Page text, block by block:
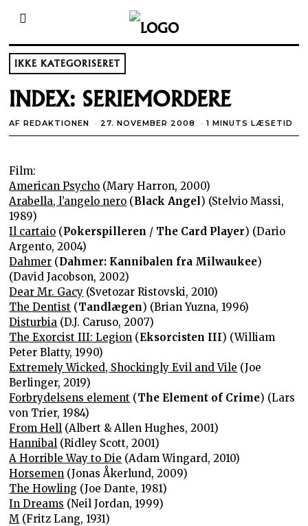
IKKE KATEGORISERET
INDEX: SERIEMORDERE
AFREDAKTIONEN 27. NOVEMBER 2008 1 MINUTS LÆSETID
Film:
American Psycho (Mary Harron, 2000)
Arabella, l’angelo nero (Black Angel) (Stelvio Massi,
1989)
Il cartaio (Pokerspilleren / The Card Player) (Dario
Argento, 2004)
Dahmer (Dahmer: Kannibalen fra Milwaukee)
(David Jacobson, 2002)
Dear Mr. Gacy (Svetozar Ristovski, 2010)
The Dentist (Tandlægen) (Brian Yuzna, 1996)
Disturbia (D.J. Caruso, 2007)
The Exorcist III: Legion (Eksorcisten III) (William
Peter Blatty, 1990)
Extremely Wicked, Shockingly Evil and Vile (Joe
Berlinger, 2019)
Forbrydelsens element (The Element of Crime) (Lars
von Trier, 1984)
From Hell (Albert & Allen Hughes, 2001)
Hannibal (Ridley Scott, 2001)
A Horrible Way to Die (Adam Wingard, 2010)
Horsemen (Jonas Åkerlund, 2009)
The Howling (Joe Dante, 1981)
In Dreams (Neil Jordan, 1999)
M (Fritz Lang, 1931)